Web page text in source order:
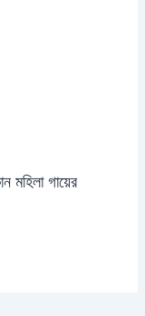
মহিলা গায়ের